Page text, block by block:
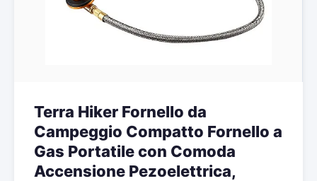
Terra Hiker Fornello da
Campeggio Compatto Fornello a
Gas Portatile con Comoda
Accensione Pezoelettrica,